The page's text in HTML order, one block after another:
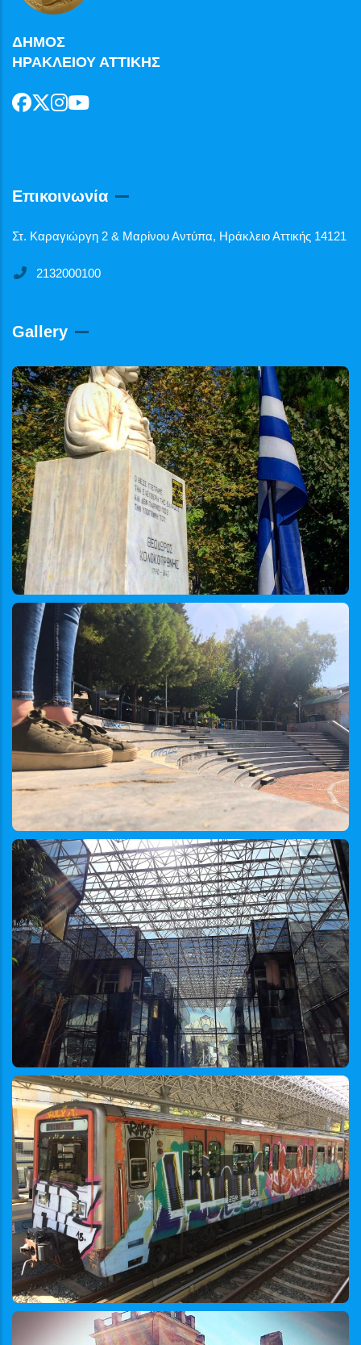
ΔΗΜΟΣ
ΗΡΑΚΛΕΙΟΥ ΑΤΤΙΚΗΣ
Επικοινωνία
Στ. Καραγιώργη 2 & Μαρίνου Αντύπα, Ηράκλειο Αττικής 14121
2132000100
Gallery